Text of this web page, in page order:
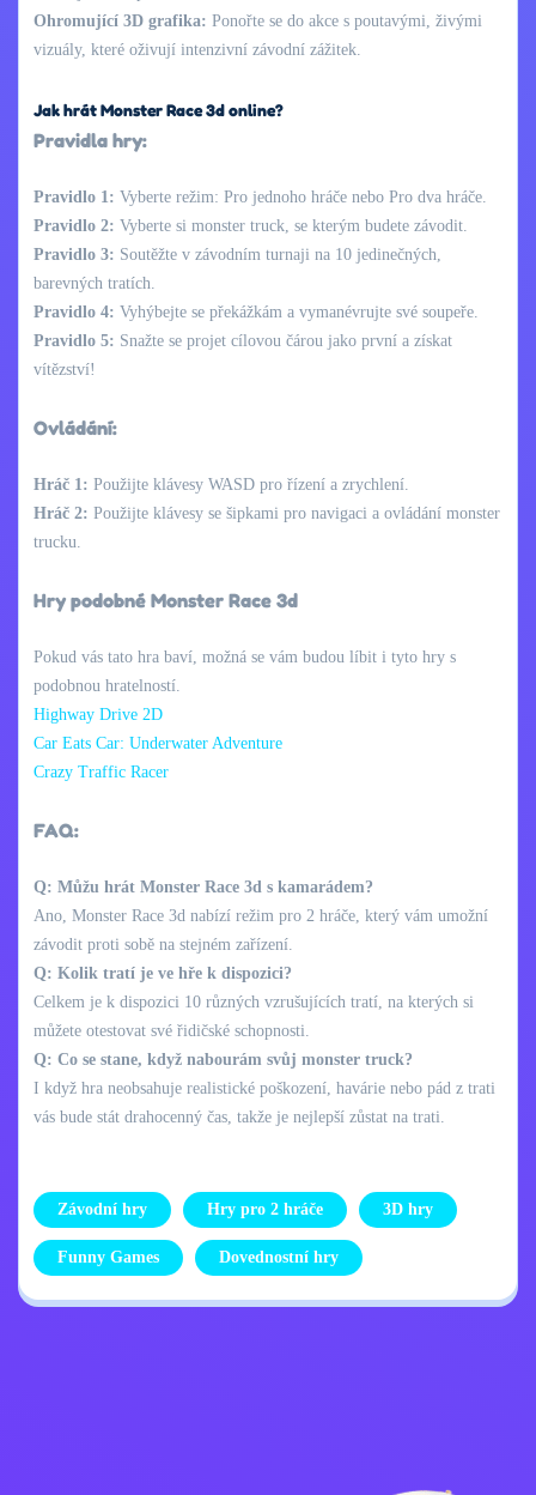
Ohromující 3D grafika: Ponořte se do akce s poutavými, živými
vizuály, které oživují intenzivní závodní zážitek.
Jak hrát Monster Race 3d online?
Pravidla hry:
Pravidlo 1: Vyberte režim: Pro jednoho hráče nebo Pro dva hráče.
Pravidlo 2: Vyberte si monster truck, se kterým budete závodit.
Pravidlo 3: Soutěžte v závodním turnaji na 10 jedinečných,
barevných tratích.
Pravidlo 4: Vyhýbejte se překážkám a vymanévrujte své soupeře.
Pravidlo 5: Snažte se projet cílovou čárou jako první a získat
vítězství!
Ovládání:
Hráč 1: Použijte klávesy WASD pro řízení a zrychlení.
Hráč 2: Použijte klávesy se šipkami pro navigaci a ovládání monster
trucku.
Hry podobné Monster Race 3d
Pokud vás tato hra baví, možná se vám budou líbit i tyto hry s
podobnou hratelností.
Highway Drive 2D
Car Eats Car: Underwater Adventure
Crazy Traffic Racer
FAQ:
Q: Můžu hrát Monster Race 3d s kamarádem?
Ano, Monster Race 3d nabízí režim pro 2 hráče, který vám umožní
závodit proti sobě na stejném zařízení.
Q: Kolik tratí je ve hře k dispozici?
Celkem je k dispozici 10 různých vzrušujících tratí, na kterých si
můžete otestovat své řidičské schopnosti.
Q: Co se stane, když nabourám svůj monster truck?
I když hra neobsahuje realistické poškození, havárie nebo pád z trati
vás bude stát drahocenný čas, takže je nejlepší zůstat na trati.
Závodní hry Hry pro 2 hráče 3D hry
Funny Games Dovednostní hry